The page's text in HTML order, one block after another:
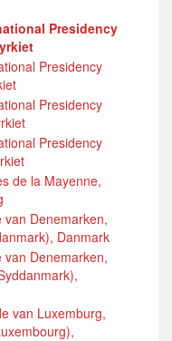
Presidency
Presidency
Presidency
Presidency
de la Mayenne,
Denemarken,
Danmark
Denemarken,
van Luxemburg,